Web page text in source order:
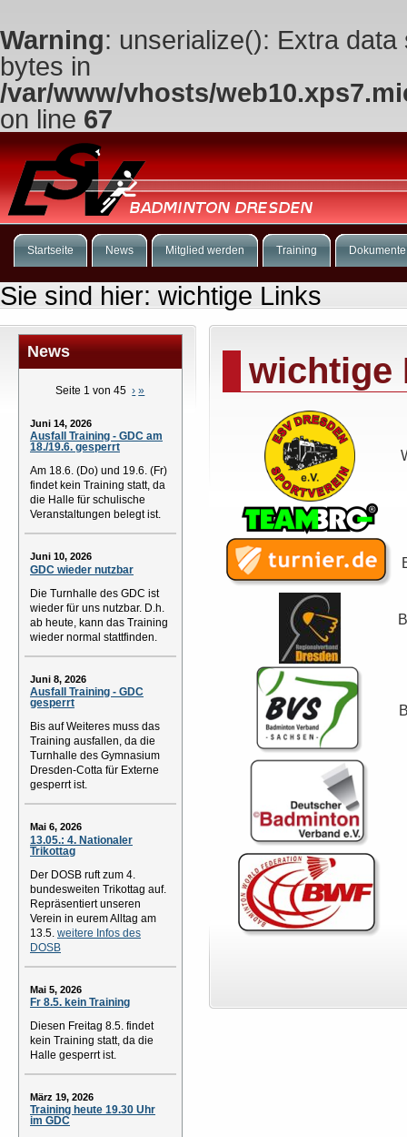
Warning: unserialize(): Extra
bytes in
/var/www/vhosts/
on line 67
Startseite News Mitglied werden Training Dokumente
Sie sind hier: wichtige Links
News
Seite 1 von 45› »
Juni 14, 2026
Ausfall Training - GDC am
18./19.6. gesperrt
Am 18.6. (Do) und 19.6. (Fr)
findet kein Training statt, da
die Halle für schulische
Veranstaltungen belegt ist.
Juni 10, 2026
GDC wieder nutzbar
Die Turnhalle des GDC ist
wieder für uns nutzbar. D.h.
ab heute, kann das Training
wieder normal stattfinden.
Juni 8, 2026
Ausfall Training - GDC
gesperrt
Bis auf Weiteres muss das
Training ausfallen, da die
Turnhalle des Gymnasium
Dresden-Cotta für Externe
gesperrt ist.
Mai 6, 2026
13.05.: 4. Nationaler
Trikottag
Der DOSB ruft zum 4.
bundesweiten Trikottag auf.
Repräsentiert unseren
Verein in eurem Alltag am
13.5. weitere Infos des
DOSB
Mai 5, 2026
Fr 8.5. kein Training
Diesen Freitag 8.5. findet
kein Training statt, da die
Halle gesperrt ist.
März 19, 2026
Training heute 19.30 Uhr
im GDC
wichtige